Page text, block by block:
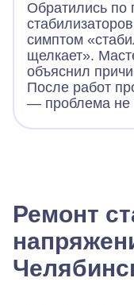
Обратились по
симптом
щелкает».
объяснил
После работ
— проблема не
Ремонт